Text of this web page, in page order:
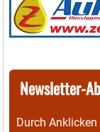
Newsletter-
Durch